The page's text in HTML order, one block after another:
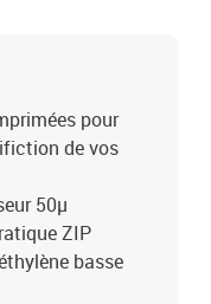
pour
de vos
50µ
ZIP
basse